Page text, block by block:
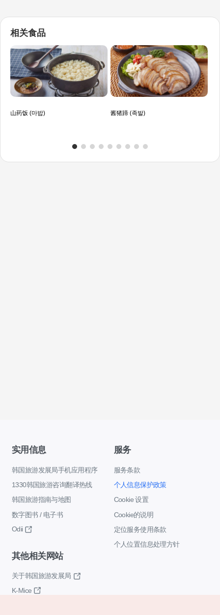
相关食品
山药饭 (마밥) 酱猪蹄 (족발)
实用信息
韩国旅游发展局手机应用程序
1330韩国旅游咨询翻译热线
韩国旅游指南与地图
数字图书 / 电子书
Odii
服务
服务条款
个人信息保护政策
Cookie 设置
Cookie的说明
定位服务使用条款
个人位置信息处理方针
其他相关网站
关于韩国旅游发展局
K-Mice